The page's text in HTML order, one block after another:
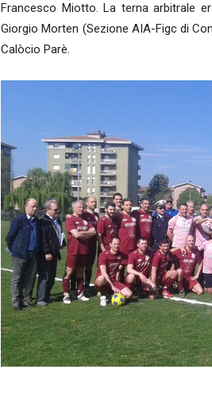
Francesco Miotto. La terna arbitrale
Giorgio Morten (Sezione AIA-Figc di
Calòcio Parè.